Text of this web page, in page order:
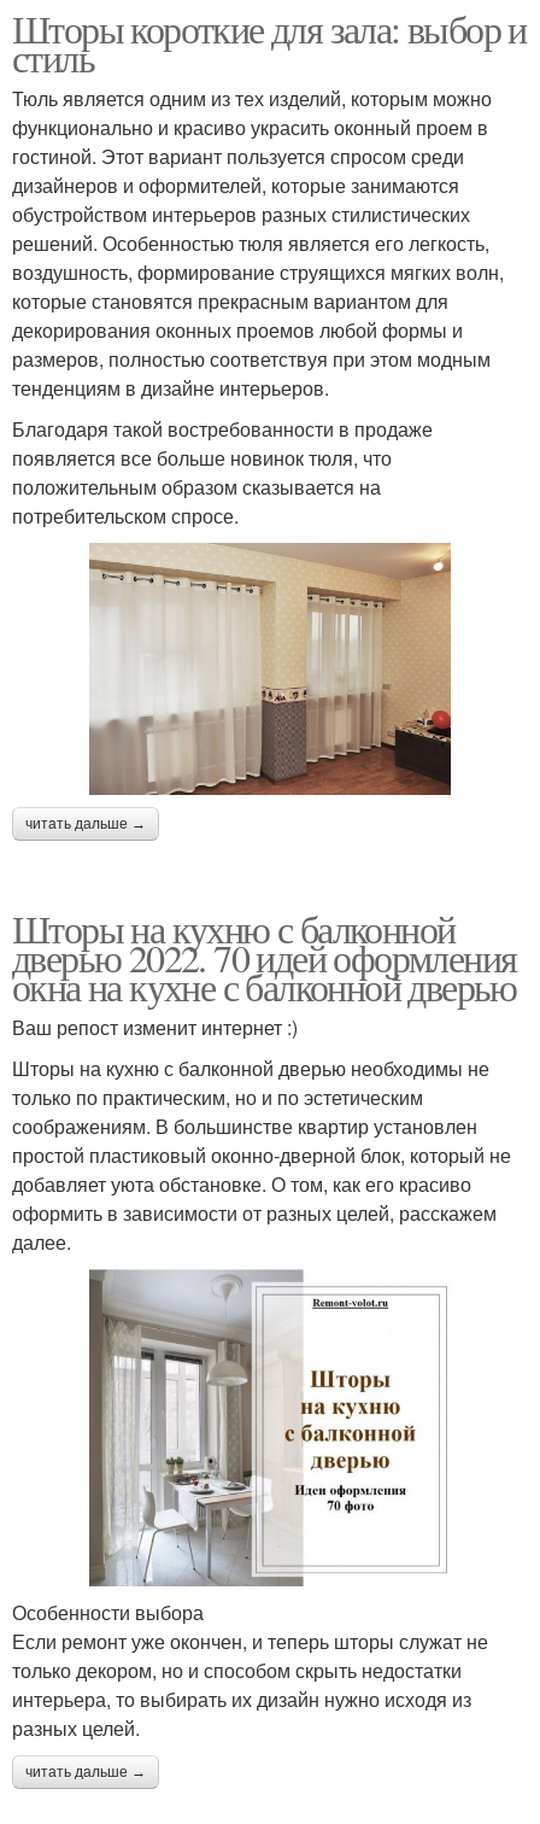
Шторы короткие для зала: выбор и
стиль
Тюль является одним из тех изделий, которым можно
функционально и красиво украсить оконный проем в
гостиной. Этот вариант пользуется спросом среди
дизайнеров и оформителей, которые занимаются
обустройством интерьеров разных стилистических
решений. Особенностью тюля является его легкость,
воздушность, формирование струящихся мягких волн,
которые становятся прекрасным вариантом для
декорирования оконных проемов любой формы и
размеров, полностью соответствуя при этом модным
тенденциям в дизайне интерьеров.
Благодаря такой востребованности в продаже
появляется все больше новинок тюля, что
положительным образом сказывается на
потребительском спросе.
читать дальше →
Шторы на кухню с балконной
дверью 2022. 70 идей оформления
окна на кухне с балконной дверью
Ваш репост изменит интернет :)
Шторы на кухню с балконной дверью необходимы не
только по практическим, но и по эстетическим
соображениям. В большинстве квартир установлен
простой пластиковый оконно-дверной блок, который не
добавляет уюта обстановке. О том, как его красиво
оформить в зависимости от разных целей, расскажем
далее.
Особенности выбора
Если ремонт уже окончен, и теперь шторы служат не
только декором, но и способом скрыть недостатки
интерьера, то выбирать их дизайн нужно исходя из
разных целей.
читать дальше →